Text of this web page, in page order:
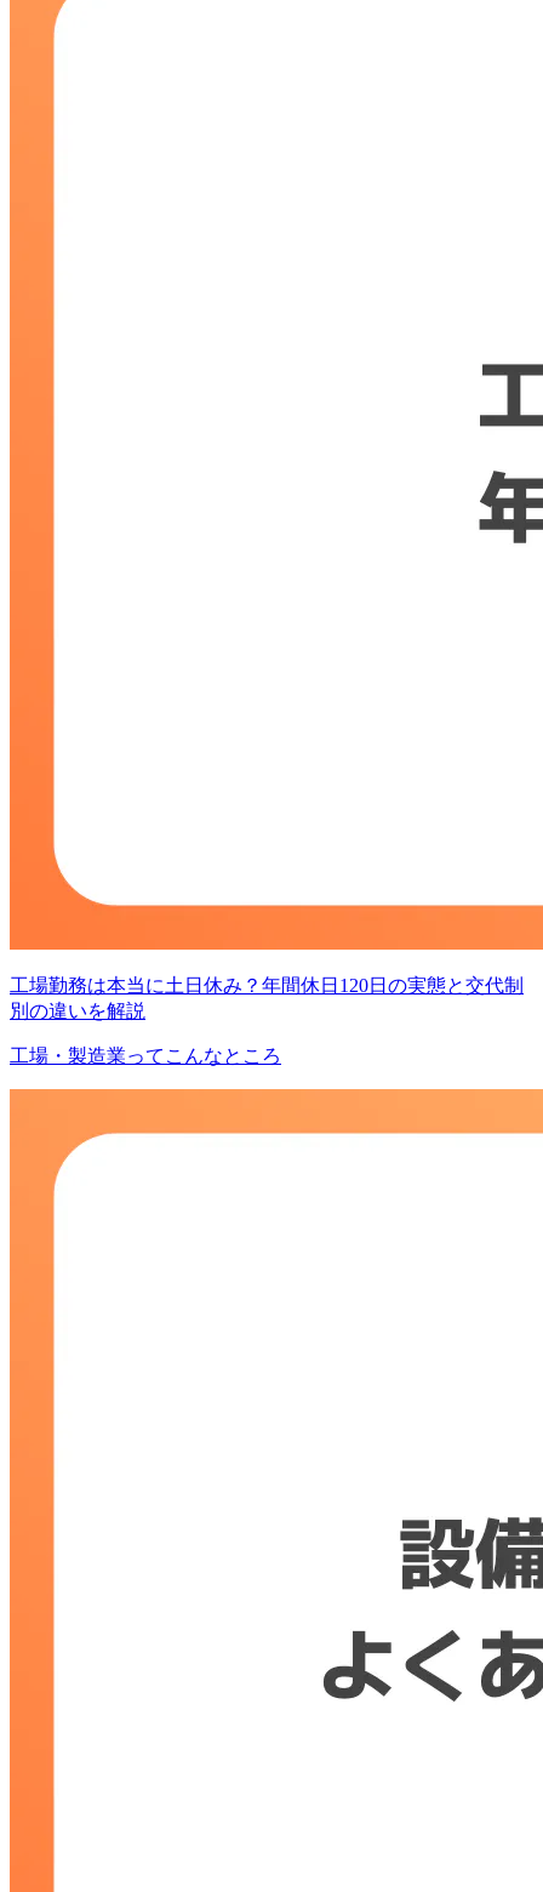
工場勤務は本当に土日休み？年間休日120日の実態と交代制
別の違いを解説
工場・製造業ってこんなところ